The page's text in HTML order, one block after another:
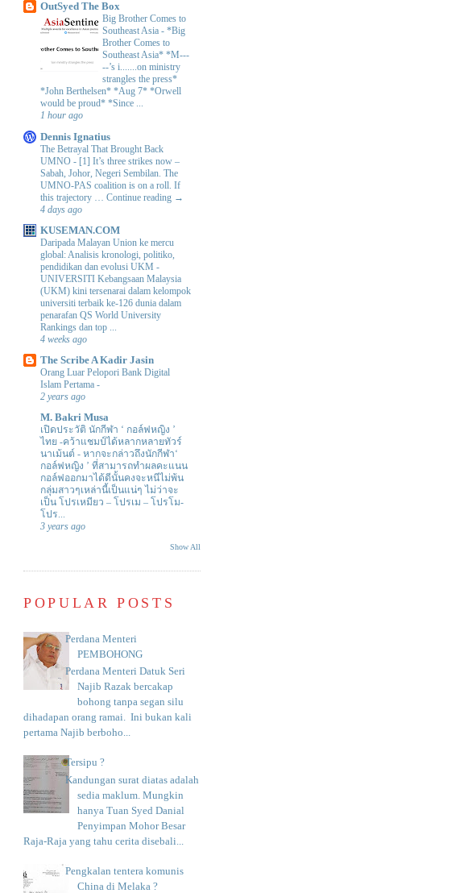
OutSyed The Box
Big Brother Comes to
Southeast Asia - *Big
Brother Comes to
Southeast Asia* *M---
--’s i.......on ministry
strangles the press*
*John Berthelsen* *Aug 7* *Orwell
would be proud* *Since ...
1 hour ago
Dennis Ignatius
The Betrayal That Brought Back
UMNO - [1] It’s three strikes now –
Sabah, Johor, Negeri Sembilan. The
UMNO-PAS coalition is on a roll. If
this trajectory … Continue reading →
4 days ago
KUSEMAN.COM
Daripada Malayan Union ke mercu
global: Analisis kronologi, politiko,
pendidikan dan evolusi UKM -
UNIVERSITI Kebangsaan Malaysia
(UKM) kini tersenarai dalam kelompok
universiti terbaik ke-126 dunia dalam
penarafan QS World University
Rankings dan top ...
4 weeks ago
The Scribe A Kadir Jasin
Orang Luar Pelopori Bank Digital
Islam Pertama -
2 years ago
M. Bakri Musa
เปิดประวัติ นักกีฬา ‘ กอล์ฟหญิง ’
ไทย -คว้าแชมป์ได้หลากหลายทัวร์
นาเม้นต์ - หากจะกล่าวถึงนักกีฬา‘
กอล์ฟหญิง ’ ที่สามารถทำผลคะแนน
กอล์ฟออกมาได้ดีนั้นคงจะหนีไม่พ้น
กลุ่มสาวๆเหล่านี้เป็นแน่ๆ ไม่ว่าจะ
เป็น โปรเหมียว – โปรเม – โปรโม-
โปร...
3 years ago
Show All
POPULAR POSTS
Perdana Menteri
PEMBOHONG
Perdana Menteri Datuk Seri
Najib Razak bercakap
bohong tanpa segan silu
dihadapan orang ramai. Ini bukan kali
pertama Najib berboho...
Tersipu ?
Kandungan surat diatas adalah
sedia maklum. Mungkin
hanya Tuan Syed Danial
Penyimpan Mohor Besar
Raja-Raja yang tahu cerita disebali...
Pengkalan tentera komunis
China di Melaka ?